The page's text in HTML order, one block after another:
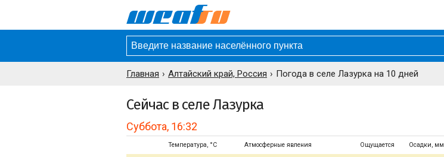
Главная Алтайский край, Россия Погода в селе Лазурка на 10 дней
Сейчас в селе Лазурка
Суббота, 16:32
Температура, °C Атмосферные явления Ощущается Осадки, мм